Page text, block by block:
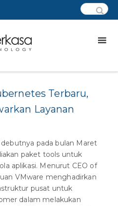
Terbaru,
Layanan
pada bulan Maret
paket tools untuk
aplikasi. Menurut CEO of
VMware menghadirkan
pusat untuk
dalam melakukan